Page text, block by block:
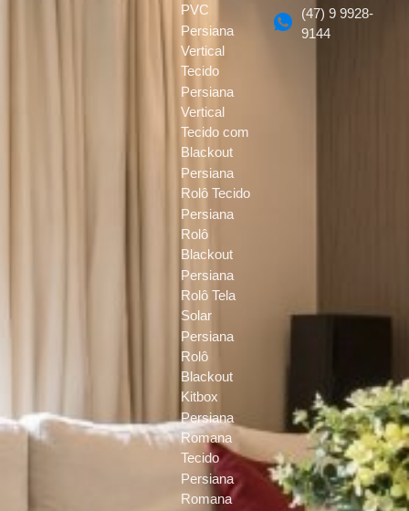
PVC
Persiana
Vertical
Tecido
Persiana
Vertical
Tecido com
Blackout
Persiana
Rolô Tecido
Persiana
Rolô
Blackout
Persiana
Rolô Tela
Solar
Persiana
Rolô
Blackout
Kitbox
Persiana
Romana
Tecido
Persiana
Romana
(47) 9 9928-
9144